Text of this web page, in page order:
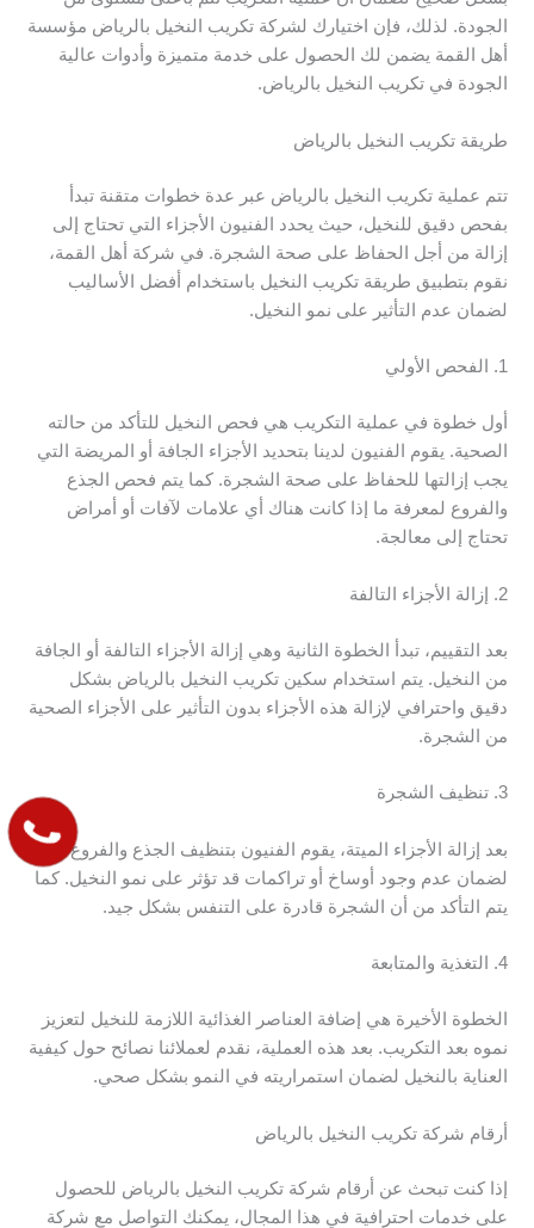
الجودة. لذلك، فإن اختيارك لشركة تكريب النخيل بالرياض مؤسسة
أهل القمة يضمن لك الحصول على خدمة متميزة وأدوات عالية
الجودة في تكريب النخيل بالرياض.
طريقة تكريب النخيل بالرياض
تتم عملية تكريب النخيل بالرياض عبر عدة خطوات متقنة تبدأ
بفحص دقيق للنخيل، حيث يحدد الفنيون الأجزاء التي تحتاج إلى
إزالة من أجل الحفاظ على صحة الشجرة. في شركة أهل القمة،
نقوم بتطبيق طريقة تكريب النخيل باستخدام أفضل الأساليب
لضمان عدم التأثير على نمو النخيل.
1. الفحص الأولي
أول خطوة في عملية التكريب هي فحص النخيل للتأكد من حالته
الصحية. يقوم الفنيون لدينا بتحديد الأجزاء الجافة أو المريضة التي
يجب إزالتها للحفاظ على صحة الشجرة. كما يتم فحص الجذع
والفروع لمعرفة ما إذا كانت هناك أي علامات لآفات أو أمراض
تحتاج إلى معالجة.
2. إزالة الأجزاء التالفة
بعد التقييم، تبدأ الخطوة الثانية وهي إزالة الأجزاء التالفة أو الجافة
من النخيل. يتم استخدام سكين تكريب النخيل بالرياض بشكل
دقيق واحترافي لإزالة هذه الأجزاء بدون التأثير على الأجزاء الصحية
من الشجرة.
3. تنظيف الشجرة
بعد إزالة الأجزاء الميتة، يقوم الفنيون بتنظيف الجذع والفروع
لضمان عدم وجود أوساخ أو تراكمات قد تؤثر على نمو النخيل. كما
يتم التأكد من أن الشجرة قادرة على التنفس بشكل جيد.
4. التغذية والمتابعة
الخطوة الأخيرة هي إضافة العناصر الغذائية اللازمة للنخيل لتعزيز
نموه بعد التكريب. بعد هذه العملية، نقدم لعملائنا نصائح حول كيفية
العناية بالنخيل لضمان استمراريته في النمو بشكل صحي.
أرقام شركة تكريب النخيل بالرياض
إذا كنت تبحث عن أرقام شركة تكريب النخيل بالرياض للحصول
على خدمات احترافية في هذا المجال، يمكنك التواصل مع شركة